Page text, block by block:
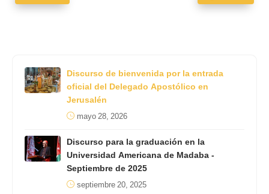
Discurso de bienvenida por la entrada
oficial del Delegado Apostólico en
Jerusalén
mayo 28, 2026
Discurso para la graduación en la
Universidad Americana de Madaba -
Septiembre de 2025
septiembre 20, 2025